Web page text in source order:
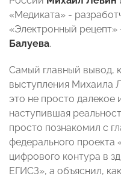
«Медиката» -
«Электронный рецепт»
Балуева.
Самый главный вывод,
выступления Михаила
это не просто
наступившая
просто познакомил с
федерального проекта
цифрового контура в
ЕГИСЗ», а объяснил,